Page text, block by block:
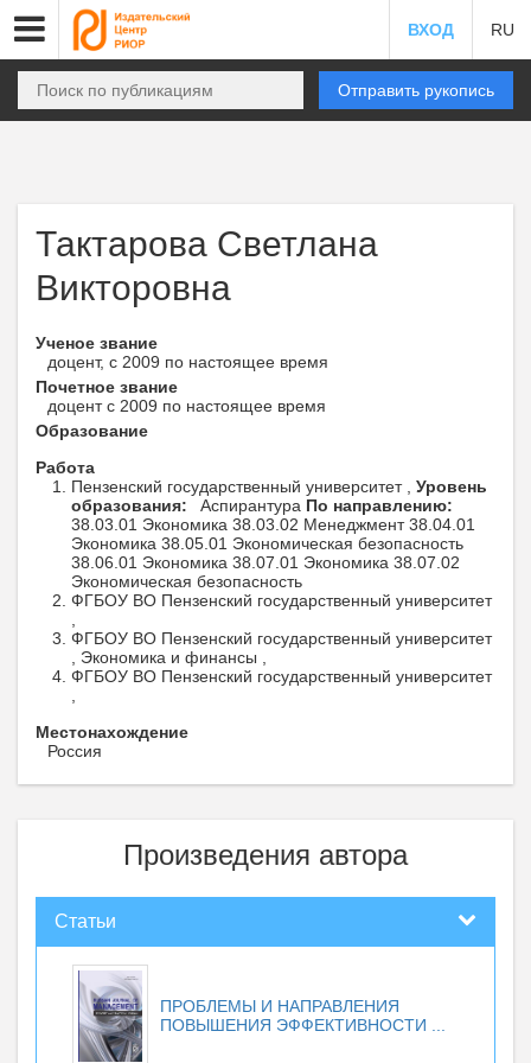
ВХОД RU
Отправить рукопись
Тактарова Светлана
Викторовна
Ученое звание
доцент, с 2009 по настоящее время
Почетное звание
доцент с 2009 по настоящее время
Образование
Работа
Пензенский государственный университет , Уровень
образования:
Аспирантура По направлению:
38.03.01 Экономика 38.03.02 Менеджмент 38.04.01
Экономика 38.05.01 Экономическая безопасность
38.06.01 Экономика 38.07.01 Экономика 38.07.02
Экономическая безопасность
ФГБОУ ВО Пензенский государственный университет
ФГБОУ ВО Пензенский государственный университет
, Экономика и финансы ,
ФГБОУ ВО Пензенский государственный университет
Местонахождение
Россия
Произведения автора
Статьи
ПРОБЛЕМЫ И НАПРАВЛЕНИЯ
ПОВЫШЕНИЯ ЭФФЕКТИВНОСТИ ...